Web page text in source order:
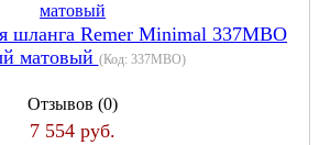
шланга Remer Minimal 337MBO
матовый (Код: 337MBO)
Отзывов (0)
7 554 руб.